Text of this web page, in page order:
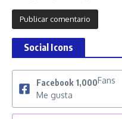
Social Icons
Facebook 1,000Fans
Me gusta